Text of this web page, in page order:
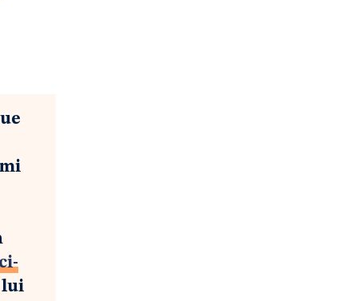
lui